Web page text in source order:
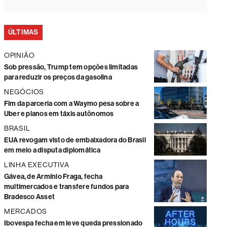
ÚLTIMAS
OPINIÃO
Sob pressão, Trump tem opções limitadas
para reduzir os preços da gasolina
NEGÓCIOS
Fim da parceria com a Waymo pesa sobre a
Uber e planos em táxis autônomos
BRASIL
EUA revogam visto de embaixadora do Brasil
em meio a disputa diplomática
LINHA EXECUTIVA
Gávea, de Armínio Fraga, fecha
multimercados e transfere fundos para
Bradesco Asset
MERCADOS
Ibovespa fecha em leve queda pressionado